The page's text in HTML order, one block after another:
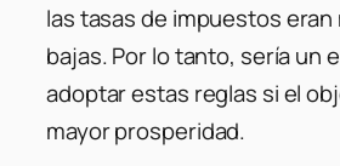
las tasas de impuestos eran
bajas. Por lo tanto, sería un
adoptar estas reglas si el
mayor prosperidad.